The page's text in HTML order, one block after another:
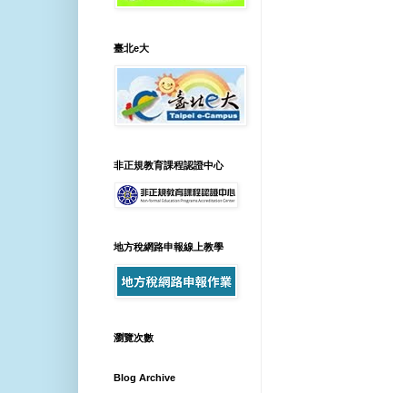
臺北e大
非正規教育課程認證中心
地方稅網路申報線上教學
瀏覽次數
Blog Archive